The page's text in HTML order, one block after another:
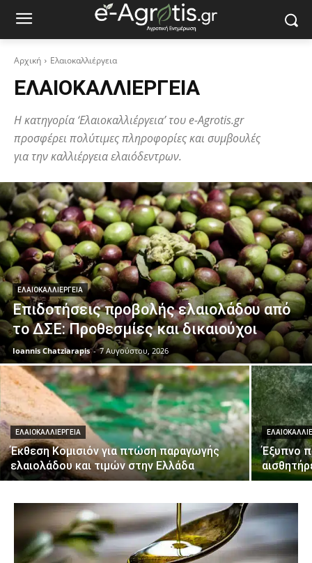
Αρχική Ελαιοκαλλιέργεια
ΕΛΑΙΟΚΑΛΛΙΈΡΓΕΙΑ
Η κατηγορία ‘Ελαιοκαλλιέργεια’ του e-Agrotis.gr
προσφέρει πολύτιμες πληροφορίες και συμβουλές
για την καλλιέργεια ελαιόδεντρων.
ΕΛΑΙΟΚΑΛΛΙΈΡΓΕΙΑ
Επιδοτήσεις προβολής ελαιολάδου από
το ΔΣΕ: Προθεσμίες και δικαιούχοι
Ioannis Chatziarapis - 7 Αυγούστου, 2026
ΕΛΑΙΟΚΑΛΛΙΈΡΓΕΙΑ
Έκθεση Κομισιόν για πτώση παραγωγής
ελαιολάδου και τιμών στην Ελλάδα
Έξυπνο